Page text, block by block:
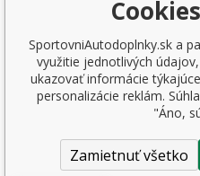
SportovniAutodoplnky.sk a
využitie jednotlivých
ukazovať informácie
personalizácie reklám.
"Áno,
Zamietnuť všetko